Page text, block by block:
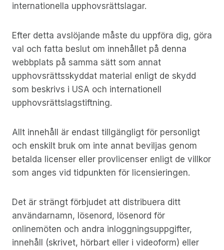
internationella upphovsrättslagar.
Efter detta avslöjande måste du uppföra dig, göra
val och fatta beslut om innehållet på denna
webbplats på samma sätt som annat
upphovsrättsskyddat material enligt de skydd
som beskrivs i USA och internationell
upphovsrättslagstiftning.
Allt innehåll är endast tillgängligt för personligt
och enskilt bruk om inte annat beviljas genom
betalda licenser eller provlicenser enligt de villkor
som anges vid tidpunkten för licensieringen.
Det är strängt förbjudet att distribuera ditt
användarnamn, lösenord, lösenord för
onlinemöten och andra inloggningsuppgifter,
innehåll (skrivet, hörbart eller i videoform) eller